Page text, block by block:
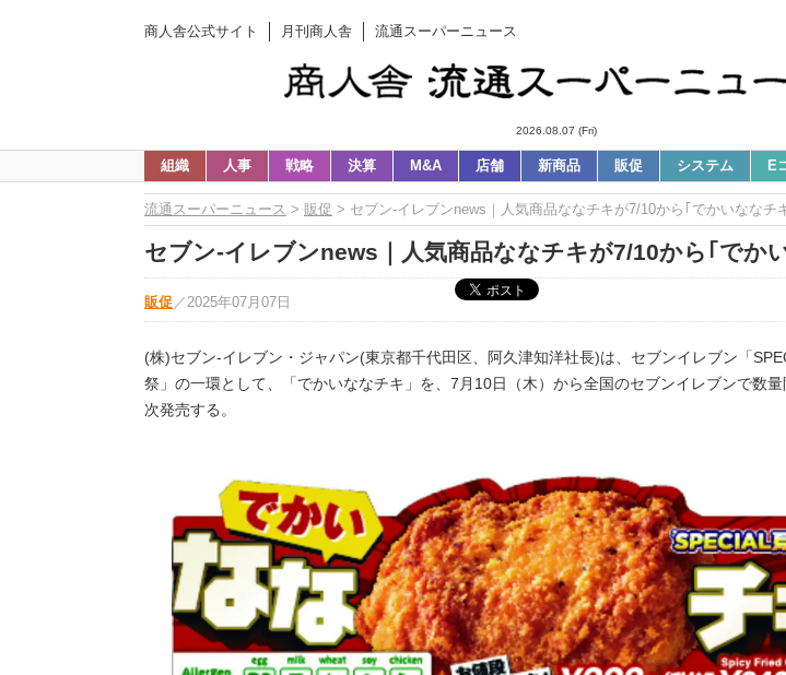
商人舎公式サイト 月刊商人舎 流通スーパーニュース
2026.08.07 (Fri)
組織 人事 戦略 決算 M&A 店舗 新商品 販促 システム E
流通スーパーニュース > 販促 > セブン-イレブンnews｜人気商品ななチキが7/10から｢でかいななチ
セブン-イレブンnews｜人気商品ななチキが7/10から｢でか
販促 ／ 2025年07月07日
(株)セブン-イレブン・ジャパン(東京都千代田区、阿久津知洋社長)は、セブンイレブン「
祭」の一環として、「でかいななチキ」を、7月10日（木）から全国のセブンイレブンで数
次発売する。